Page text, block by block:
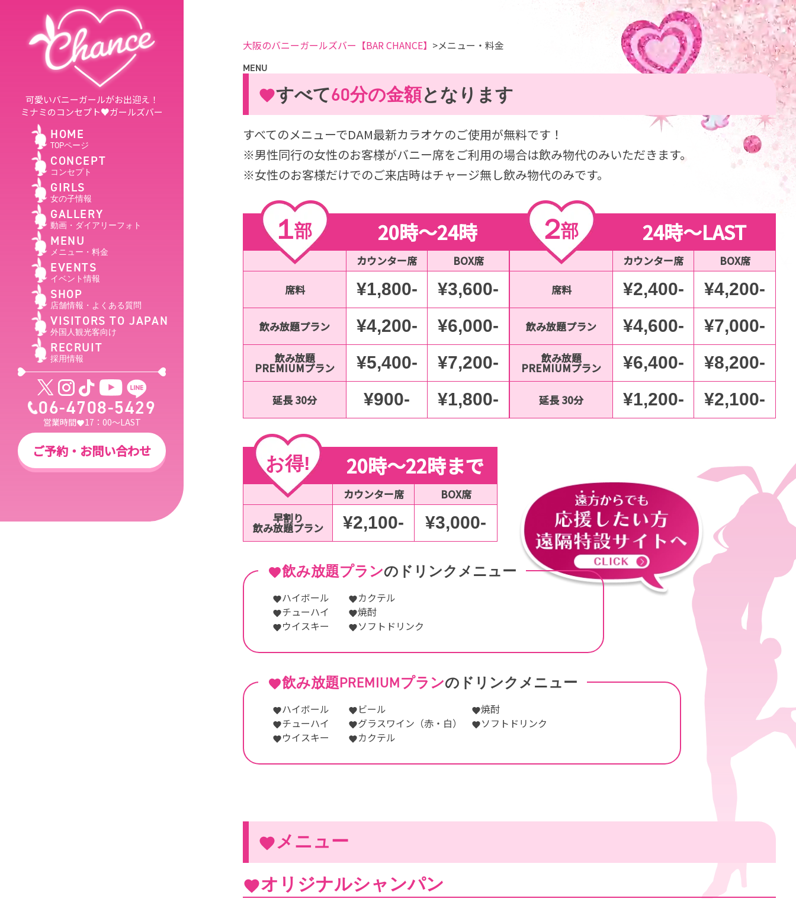
可愛いバニーガールがお出迎え！
ミナミのコンセプト♥ガールズバー
HOME
TOPページ
CONCEPT
コンセプト
GIRLS
女の子情報
GALLERY
動画・ダイアリーフォト
MENU
メニュー・料金
EVENTS
イベント情報
SHOP
店舗情報・よくある質問
VISITORS TO JAPAN
外国人観光客向け
RECRUIT
採用情報
06-4708-5429
営業時間 17：00～LAST
ご予約・お問い合わせ
大阪のバニーガールズバー【BAR CHANCE】 メニュー・料金
MENU
すべて60分の金額となります
すべてのメニューでDAM最新カラオケのご使用が無料です！
※男性同行の女性のお客様がバニー席をご利用の場合は飲み物代のみいただきます。
※女性のお客様だけでのご来店時はチャージ無し飲み物代のみです。
１部 20時〜24時
カウンター席
BOX席
席料
¥1,800- ¥3,600-
飲み放題プラン ¥4,200- ¥6,000-
飲み放題
PREMIUMプラン ¥5,400- ¥7,200-
延長 30分 ¥900- ¥1,800-
２部 24時〜LAST
カウンター席
BOX席
席料
¥2,400- ¥4,200-
飲み放題プラン ¥4,600- ¥7,000-
飲み放題
PREMIUMプラン ¥6,400- ¥8,200-
延長 30分 ¥1,200- ¥2,100-
お得! 20時～22時まで
カウンター席
BOX席
早割り
飲み放題プラン ¥2,100- ¥3,000-
飲み放題プランの ドリンクメニュー
ハイボール
カクテル
チューハイ
焼酎
ウイスキー
ソフトドリンク
飲み放題PREMIUMプランの ドリンクメニュー
ハイボール ビール
焼酎
チューハイ
グラスワイン（赤・白）
ソフトドリンク
ウイスキー
カクテル
メニュー
オリジナルシャンパン